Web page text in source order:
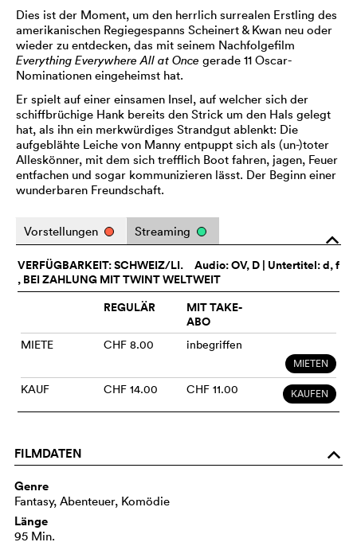
Dies ist der Moment, um den herrlich surrealen Erstling des
amerikanischen Regiegespanns Scheinert & Kwan neu oder
wieder zu entdecken, das mit seinem Nachfolgefilm
Everything Everywhere All at Once gerade 11 Oscar-
Nominationen eingeheimst hat.
Er spielt auf einer einsamen Insel, auf welcher sich der
schiffbrüchige Hank bereits den Strick um den Hals gelegt
hat, als ihn ein merkwürdiges Strandgut ablenkt: Die
aufgeblähte Leiche von Manny entpuppt sich als (un-)toter
Alleskönner, mit dem sich trefflich Boot fahren, jagen, Feuer
entfachen und sogar kommunizieren lässt. Der Beginn einer
wunderbaren Freundschaft.
o
Vorstellungen Streaming
Audio:OV, D | Untertitel: d, f
VERFÜGBARKEIT: SCHWEIZ/LI.
, BEI ZAHLUNG MIT TWINT WELTWEIT
REGULÄR
MIT TAKE-
ABO
MIETE CHF 8.00 inbegriffen
MIETEN
KAUF CHF 14.00 CHF 11.00 KAUFEN
FILMDATEN o
Genre
Fantasy, Abenteuer, Komödie
Länge
95 Min.